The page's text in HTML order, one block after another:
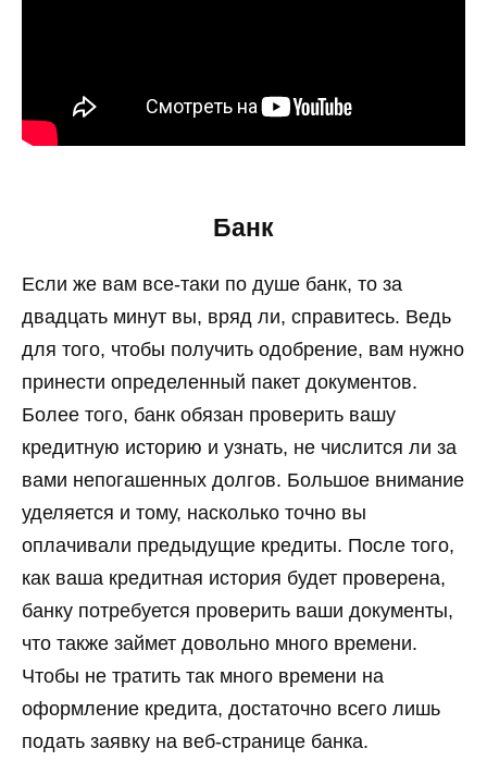
Банк
Если же вам все-таки по душе банк, то за
двадцать минут вы, вряд ли, справитесь. Ведь
для того, чтобы получить одобрение, вам нужно
принести определенный пакет документов.
Более того, банк обязан проверить вашу
кредитную историю и узнать, не числится ли за
вами непогашенных долгов. Большое внимание
уделяется и тому, насколько точно вы
оплачивали предыдущие кредиты. После того,
как ваша кредитная история будет проверена,
банку потребуется проверить ваши документы,
что также займет довольно много времени.
Чтобы не тратить так много времени на
оформление кредита, достаточно всего лишь
подать заявку на веб-странице банка.